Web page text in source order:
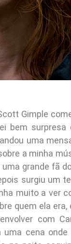
Gimple
bem surpresa
uma
a minha
grande fã
surgiu um
muito a ver
quem ela era,
com
cena onde